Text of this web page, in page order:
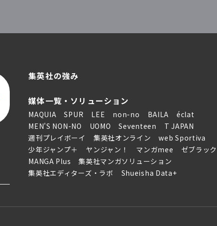
集英社の強み
媒体一覧・ソリューション
MAQUIA SPUR LEE non-no BAILA
éclat
MEN'S NON-NO
UOMO Seventeen
T JAPAN
週刊プレイボーイ
集英社オンライン
web Sportiva
少年ジャンプ＋
ヤンジャン！ マンガmee
ゼブラック
MANGA Plus
集英社マンガソリューション
集英社エディターズ・ラボ
Shueisha Data+